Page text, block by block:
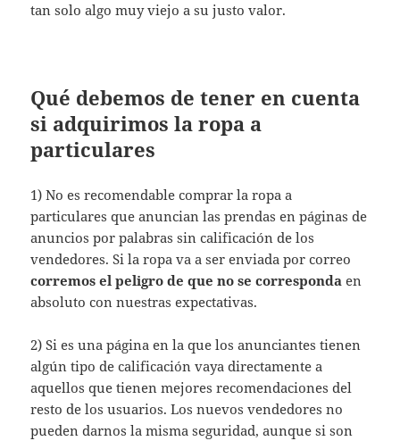
tan solo algo muy viejo a su justo valor.
Qué debemos de tener en cuenta
si adquirimos la ropa a
particulares
1) No es recomendable comprar la ropa a
particulares que anuncian las prendas en páginas de
anuncios por palabras sin calificación de los
vendedores. Si la ropa va a ser enviada por correo
corremos el peligro de que no se corresponda en
absoluto con nuestras expectativas.
2) Si es una página en la que los anunciantes tienen
algún tipo de calificación vaya directamente a
aquellos que tienen mejores recomendaciones del
resto de los usuarios. Los nuevos vendedores no
pueden darnos la misma seguridad, aunque si son